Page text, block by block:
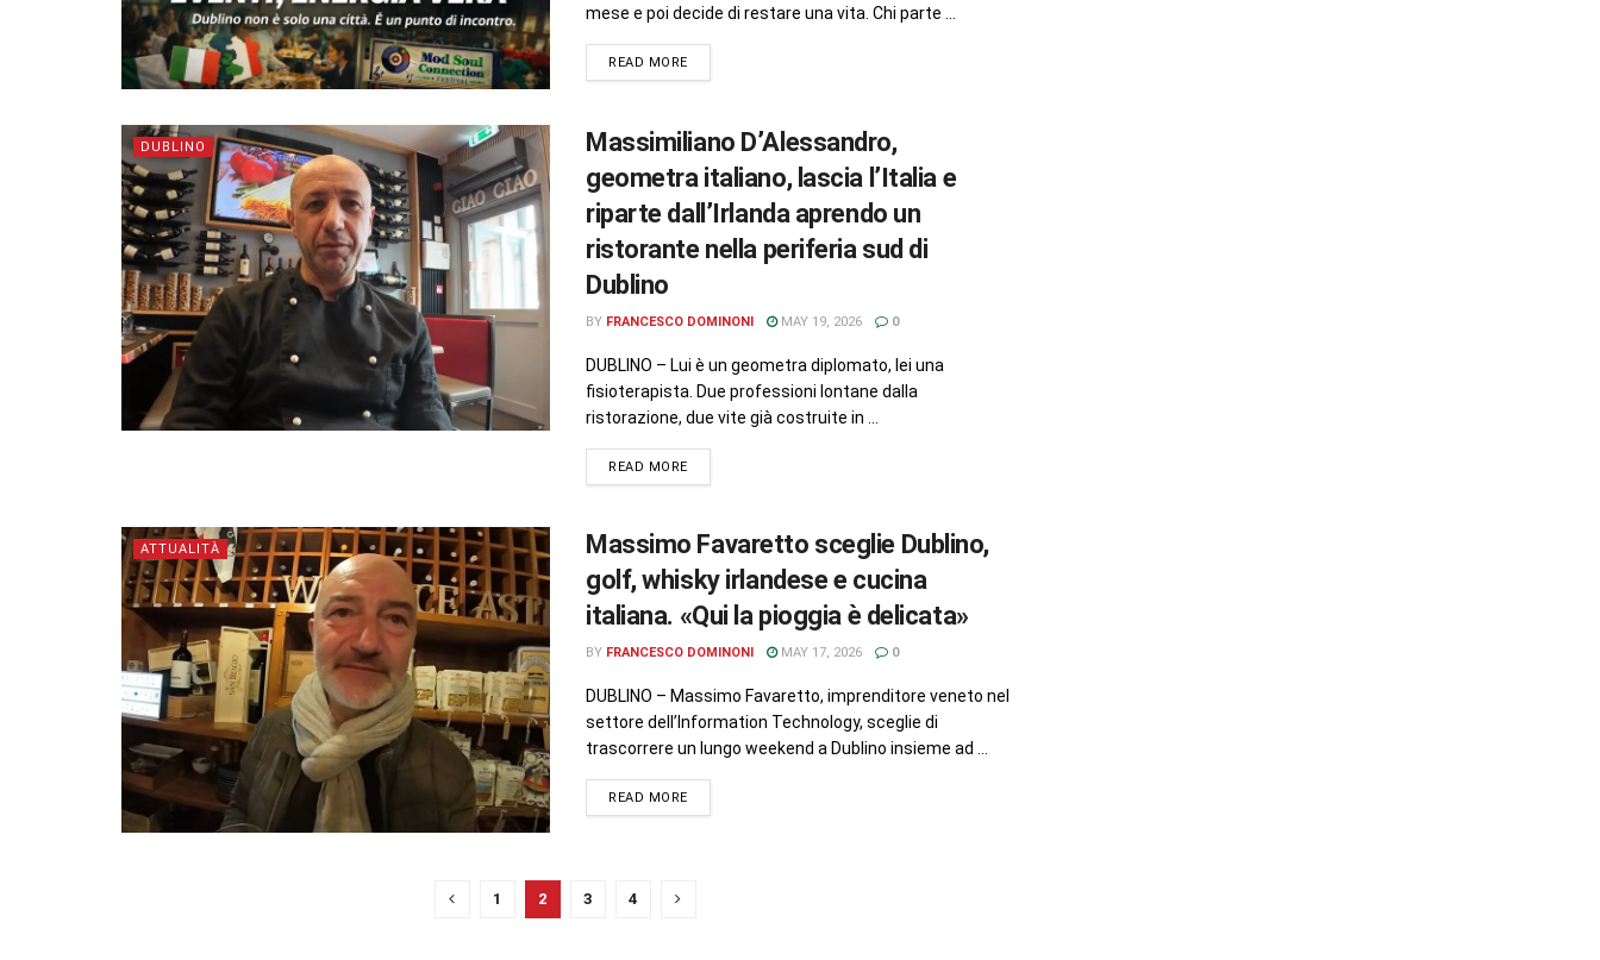
mese e poi decide di restare una vita. Chi parte ...
READ MORE
DUBLINO
Massimiliano D’Alessandro,
geometra italiano, lascia l’Italia e
riparte dall’Irlanda aprendo un
ristorante nella periferia sud di
Dublino
BY FRANCESCO DOMINONI MAY 19, 2026 0
DUBLINO – Lui è un geometra diplomato, lei una
fisioterapista. Due professioni lontane dalla
ristorazione, due vite già costruite in ...
READ MORE
ATTUALITÀ
Massimo Favaretto sceglie Dublino,
golf, whisky irlandese e cucina
italiana. «Qui la pioggia è delicata»
BY FRANCESCO DOMINONI MAY 17, 2026 0
DUBLINO – Massimo Favaretto, imprenditore veneto nel
settore dell’Information Technology, sceglie di
trascorrere un lungo weekend a Dublino insieme ad ...
READ MORE
1 2 3 4